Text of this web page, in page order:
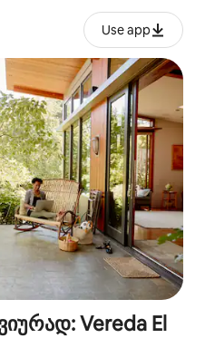
Use app
Vereda El